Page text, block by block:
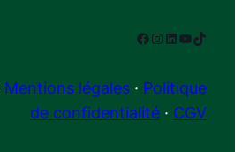
Facebook
Instagram
LinkedIn
YouTube
TikTok
Mentions légales · Politique
de confidentialité · CGV